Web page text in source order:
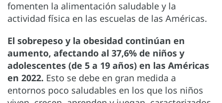
fomenten la alimentación saludable y la
actividad física en las escuelas de las Américas.
El sobrepeso y la obesidad continúan en
aumento, afectando al 37,6% de niños y
adolescentes (de 5 a 19 años) en las Américas
en 2022. Esto se debe en gran medida a
entornos poco saludables en los que los niños